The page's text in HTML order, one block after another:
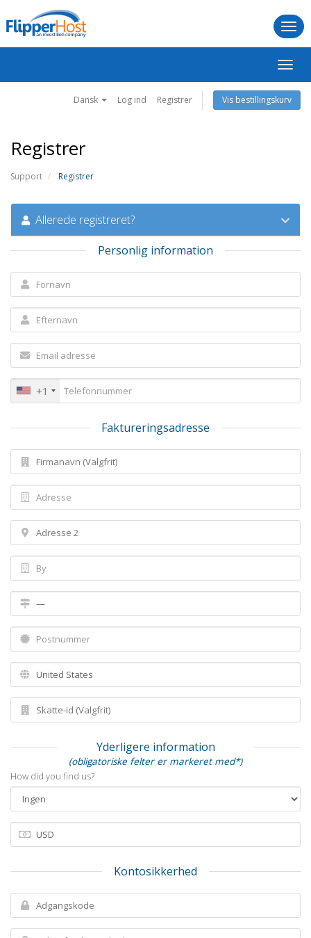
Skift
Dansk Log ind Registrer Vis bestillingskurv
Registrer
Support Registrer
Allerede registreret?
Personlig information
+1
Faktureringsadresse
Yderligere information
(obligatoriske felter er markeret med*)
How did you find us?
Kontosikkerhed